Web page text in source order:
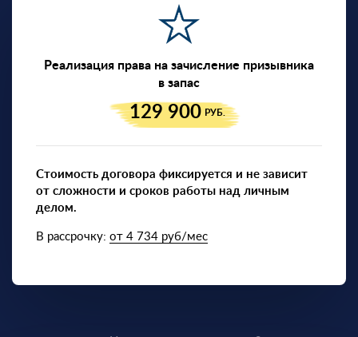
Реализация права на зачисление призывника
в запас
129 900 РУБ.
Стоимость договора фиксируется и не зависит
от сложности и сроков работы над личным
делом.
В рассрочку: от 4 734 руб/мес